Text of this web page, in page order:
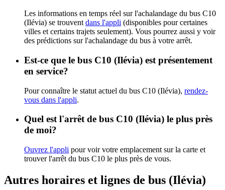
Les informations en temps réel sur l'achalandage du bus C10
(Ilévia) se trouvent dans l'appli (disponibles pour certaines
villes et certains trajets seulement). Vous pourrez aussi y voir
des prédictions sur l'achalandage du bus à votre arrêt.
Est-ce que le bus C10 (Ilévia) est présentement
en service?
Pour connaître le statut actuel du bus C10 (Ilévia), rendez-
vous dans l'appli.
Quel est l'arrêt de bus C10 (Ilévia) le plus près
de moi?
Ouvrez l'appli pour voir votre emplacement sur la carte et
trouver l'arrêt du bus C10 le plus près de vous.
Autres horaires et lignes de bus (Ilévia)